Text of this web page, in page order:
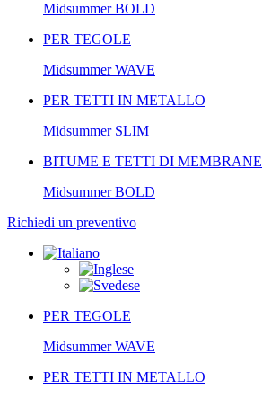
MidsummerBOLD
PER TEGOLE
MidsummerWAVE
PER TETTI IN METALLO
Midsummer SLIM
BITUME E TETTI DI MEMBRANE
MidsummerBOLD
Richiedi un preventivo
PER TEGOLE
MidsummerWAVE
PER TETTI IN METALLO